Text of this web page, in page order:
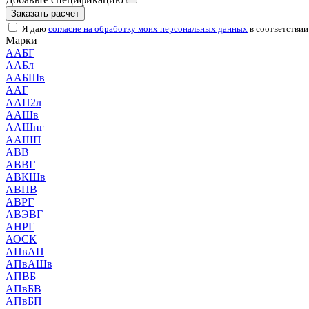
Заказать расчет
Я даю согласие на обработку моих персональных данных в
Марки
ААБГ
ААБл
ААБШв
ААГ
ААП2л
ААШв
ААШнг
ААШП
АВВ
АВВГ
АВКШв
АВПВ
АВРГ
АВЭВГ
АНРГ
АОСК
АПвАП
АПвАШв
АПВБ
АПвБВ
АПвБП